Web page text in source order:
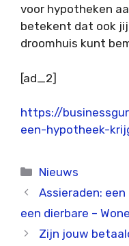
voor hypotheken
betekent dat ook
droomhuis kunt
[ad_2]
https://
een-hypotheek-
Categorieën
Nieuws
Assieraden:
een dierbare –
Zijn jouw